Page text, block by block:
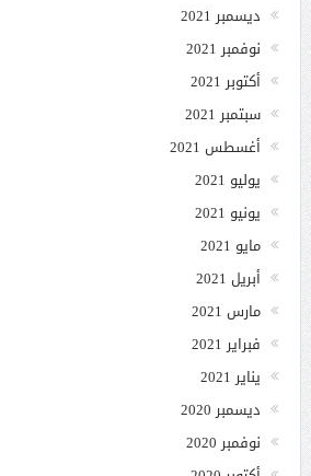
ديسمبر 2021
نوفمبر 2021
أكتوبر 2021
سبتمبر 2021
أغسطس 2021
يوليو 2021
يونيو 2021
مايو 2021
أبريل 2021
مارس 2021
فبراير 2021
يناير 2021
ديسمبر 2020
نوفمبر 2020